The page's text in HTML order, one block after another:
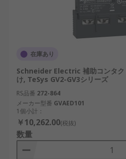
れを管理し、安全性と効率を高
い部品です。特に日本では、再
半導体、IoT分野の拡大に伴い、
す高まっています。適切な補助
ることで、機器やシステムの性
し、長期的な安定稼働を実現す
補助接点用RSコンポ
紹介
RSは、日本全国で使用される補
プライヤーとして認知されてい
の高い性能・信頼性基準を満た
在庫あり
Schneider Electric 補助コンタク
け, TeSys GV2-GV3シリーズ
RS品番 272-864
メーカー型番 GVAED101
1個小計：
￥10,262.00(税抜)
数量